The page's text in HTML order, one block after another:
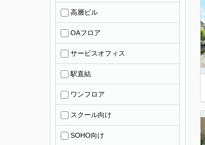
高層ビル
OAフロア
サービスオフィス
駅直結
ワンフロア
スクール向け
SOHO向け